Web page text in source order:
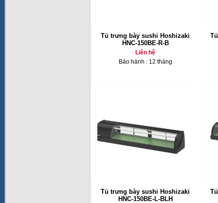
Tủ trưng bày sushi Hoshizaki
HNC-150BE-R-B
Liên hệ
Bảo hành : 12 tháng
Tủ trưng bày sushi Hoshizaki
HNC-150BE-L-BLH